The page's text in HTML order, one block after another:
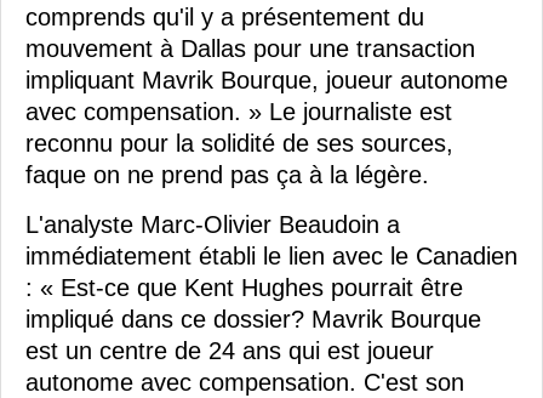
comprends qu'il y a présentement du
mouvement à Dallas pour une transaction
impliquant Mavrik Bourque, joueur autonome
avec compensation. » Le journaliste est
reconnu pour la solidité de ses sources,
faque on ne prend pas ça à la légère.
L'analyste Marc-Olivier Beaudoin a
immédiatement établi le lien avec le Canadien
: « Est-ce que Kent Hughes pourrait être
impliqué dans ce dossier? Mavrik Bourque
est un centre de 24 ans qui est joueur
autonome avec compensation. C'est son